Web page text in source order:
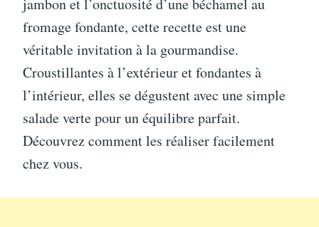
jambon et l’onctuosité d’une béchamel au
fromage fondante, cette recette est une
véritable invitation à la gourmandise.
Croustillantes à l’extérieur et fondantes à
l’intérieur, elles se dégustent avec une simple
salade verte pour un équilibre parfait.
Découvrez comment les réaliser facilement
chez vous.